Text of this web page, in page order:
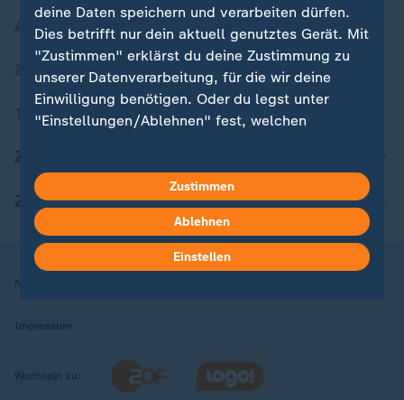
Aktuelle Sendungs-Videos
ZDFheute Stories
Themen im Überblick
ZDFheute Apps
Nutzungsbedingungen
Impressum
Wechseln zu:
deine Daten speichern und verarbeiten dürfen.
Dies betrifft nur dein aktuell genutztes Gerät. Mit
"Zustimmen" erklärst du deine Zustimmung zu
unserer Datenverarbeitung, für die wir deine
Einwilligung benötigen. Oder du legst unter
"Einstellungen/Ablehnen" fest, welchen
kannst du jederzeit mit Wirkung für die Zukunft
in deinen Einstellungen widerrufen oder ändern.
Hier findest du das Impressum.
Weitere Informationen findest du in unserer
Zustimmen
Ablehnen
Einstellen